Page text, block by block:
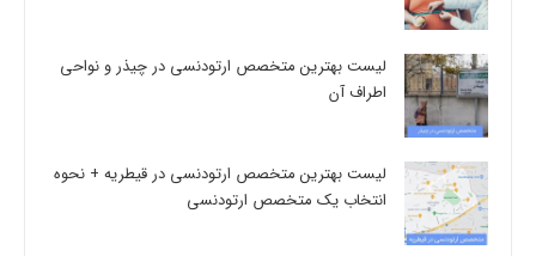
لیست بهترین متخصص ارتودنسی در چیذر و نواحی
اطراف آن
لیست بهترین متخصص ارتودنسی در قیطریه + نحوه
انتخاب یک متخصص ارتودنسی